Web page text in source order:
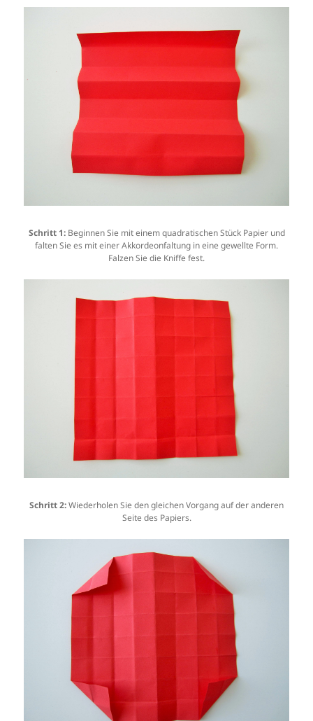
Schritt 1:Beginnen Sie mit einem quadratischen Stück Papier und
falten Sie es mit einer Akkordeonfaltung in eine gewellte Form.
Falzen Sie die Kniffe fest.
Schritt 2:Wiederholen Sie den gleichen Vorgang auf der anderen
Seite des Papiers.